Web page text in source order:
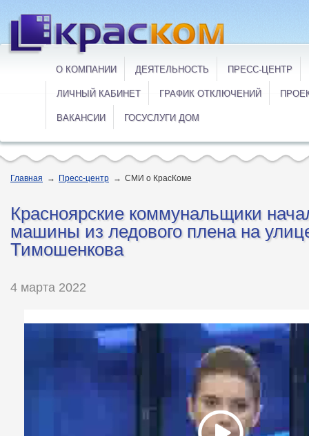
О КОМПАНИИ ДЕЯТЕЛЬНОСТЬ ПРЕСС-ЦЕНТР
ЛИЧНЫЙ КАБИНЕТ ГРАФИК ОТКЛЮЧЕНИЙ
ВАКАНСИИ ГОСУСЛУГИ ДОМ
Главная → Пресс-центр → СМИ о КрасКоме
Красноярские коммунальщики
машины из ледового плена на
Тимошенкова
4 марта 2022